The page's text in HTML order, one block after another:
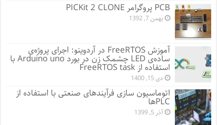
PCB پروگرامر PICKit 2 CLONE
بهمن 7, 1392
آموزش FreeRTOS در آردوینو: اجرای پروژه‌ی
ساده‌ی LED چشمک زن در بورد Arduino uno با
استفاده از FreeRTOS task
دی 15, 1400
اتوماسیون سازی فرآیندهای صنعتی با استفاده از
PLCها
آذر 5, 1399